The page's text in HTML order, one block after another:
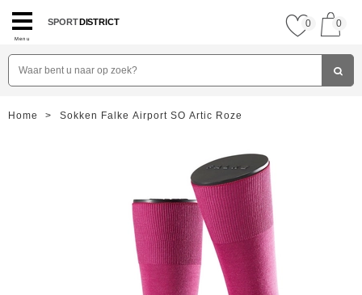
Menu
SPORTDISTRICT 0 0
Home > Sokken Falke Airport SO Artic Roze